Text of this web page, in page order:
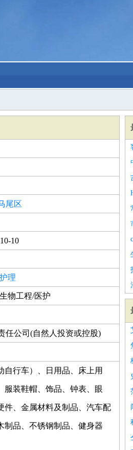
尾区
10
理
物工程/医护
任公司(自然人投资或控股)
行车）、日用品、床上用
服装鞋帽、饰品、钟表、眼
件、金属材料及制品、汽车配
制品、不锈钢制品、健身器